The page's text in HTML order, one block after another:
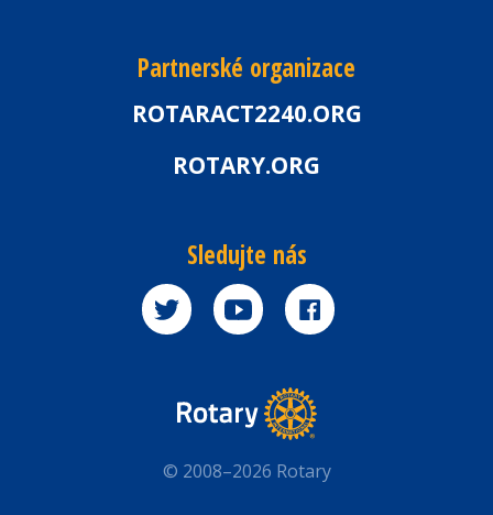
Partnerské organizace
ROTARACT2240.ORG
ROTARY.ORG
Sledujte nás
© 2008–2026 Rotary